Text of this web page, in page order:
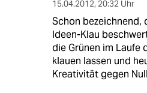
15.04.2012, 20:32 Uhr
Schon bezeichnend,
Ideen-Klau
die Grünen im Laufe
klauen lassen und
Kreativität gegen